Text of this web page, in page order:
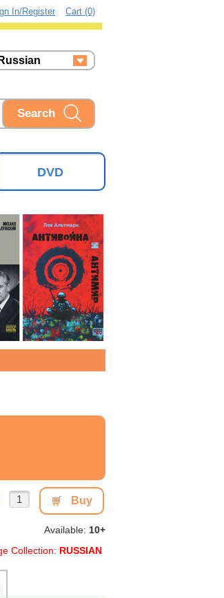
Cart (0)
In/Register
Russian
DVD
Buy
Available: 10+
Collection: RUSSIAN